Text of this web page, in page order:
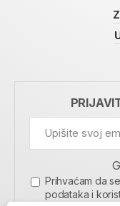
Prihvaćam da
podataka i